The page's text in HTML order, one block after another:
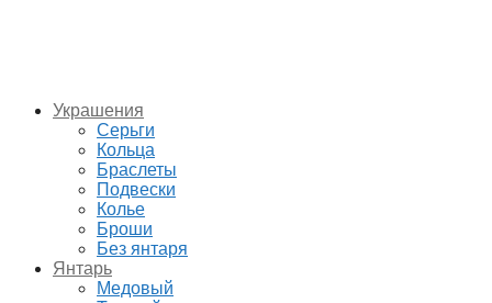
Украшения
Серьги
Кольца
Браслеты
Подвески
Колье
Броши
Без янтаря
Янтарь
Медовый